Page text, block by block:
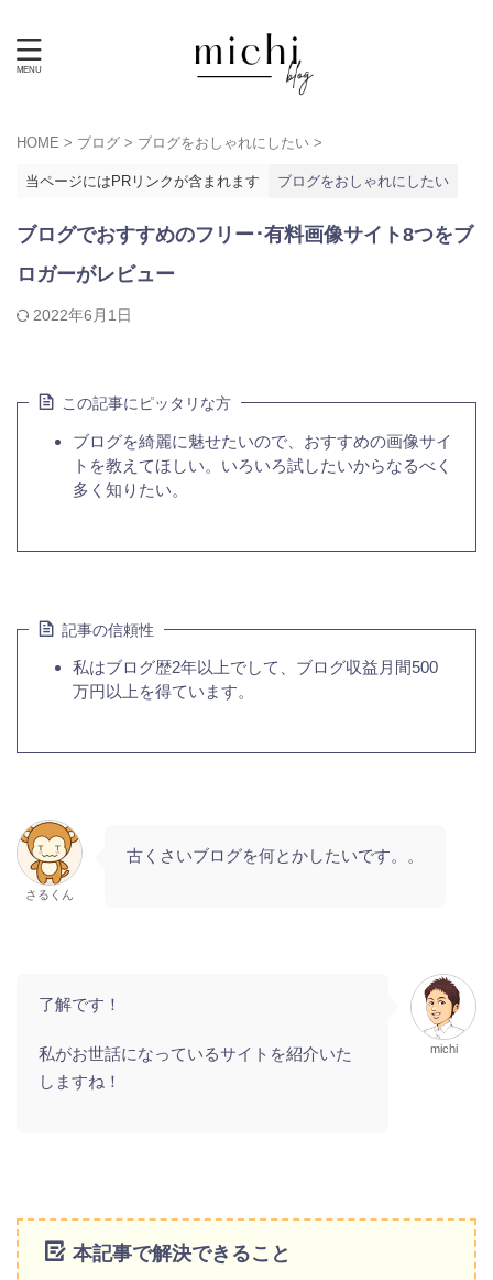
HOME > ブログ > ブログをおしゃれにしたい >
当ページにはPRリンクが含まれます ブログをおしゃれにしたい
ブログでおすすめのフリー･有料画像サイト8つをブ
ロガーがレビュー
2022年6月1日
この記事にピッタリな方
ブログを綺麗に魅せたいので、おすすめの画像サイ
トを教えてほしい。いろいろ試したいからなるべく
多く知りたい。
記事の信頼性
私はブログ歴2年以上でして、ブログ収益月間500
万円以上を得ています。
さるくん
古くさいブログを何とかしたいです。。
了解です！
私がお世話になっているサイトを紹介いた
しますね！
michi
本記事で解決できること